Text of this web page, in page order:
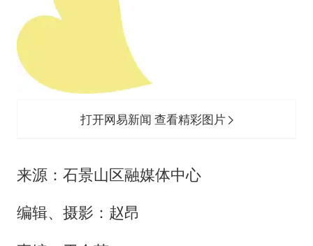
打开网易新闻 查看精彩图片
来源：石景山区融媒体中心
编辑、摄影：赵昂